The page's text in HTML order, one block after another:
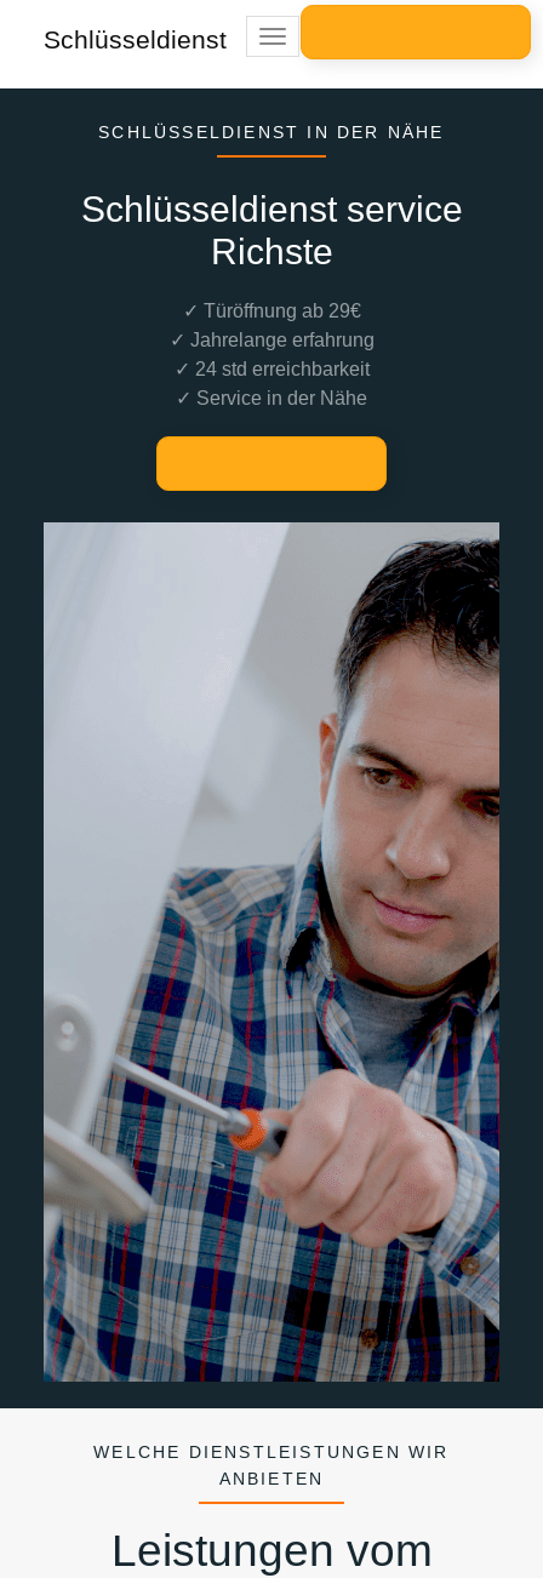
Schlüsseldienst
Toggle
navigation
SCHLÜSSELDIENST IN DER NÄHE
Schlüsseldienst service
Richste
✓ Türöffnung ab 29€
✓ Jahrelange erfahrung
✓ 24 std erreichbarkeit
✓ Service in der Nähe
WELCHE DIENSTLEISTUNGEN WIR
ANBIETEN
Leistungen vom